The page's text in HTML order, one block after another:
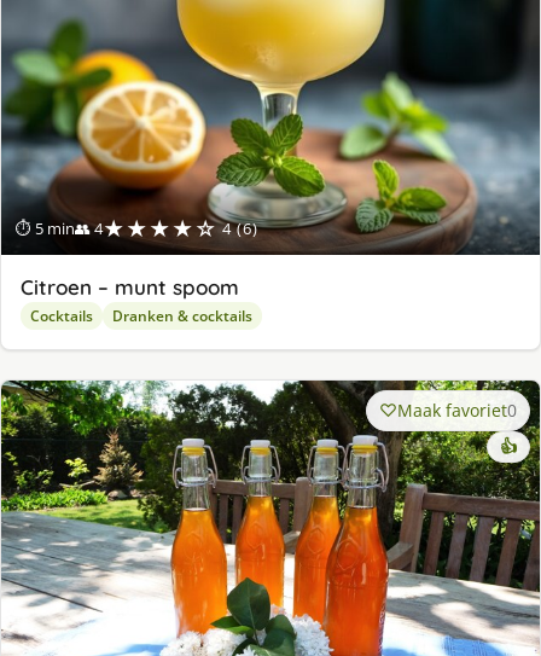
⏱ 5 min👥 4★★★★☆ 4 (6)
Citroen – munt spoom
Cocktails Dranken & cocktails
Maak favoriet0
👍